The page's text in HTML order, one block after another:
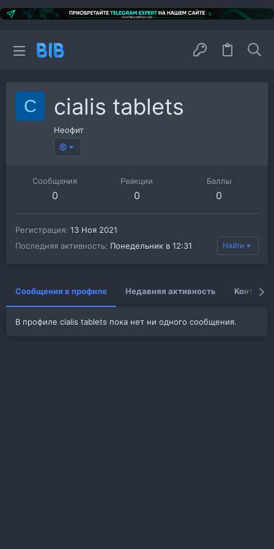
C cialis tablets
Неофит
Сообщения
0
Реакции
0
Баллы
0
Регистрация 13 Ноя 2021
Последняя активность Понедельник в 12:31 Найти
Сообщения в профиле Недавняя активность Контент
В профиле cialis tablets пока нет ни одного сообщения.